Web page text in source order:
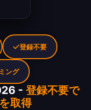
- 登録不要で
取得
登録不要
ング